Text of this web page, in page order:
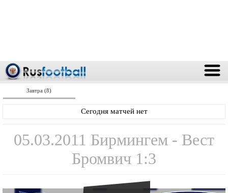
Завтра (8)
Сегодня матчей нет
05.03.2011 Бирмингем - Вест
Бромвич 1:3